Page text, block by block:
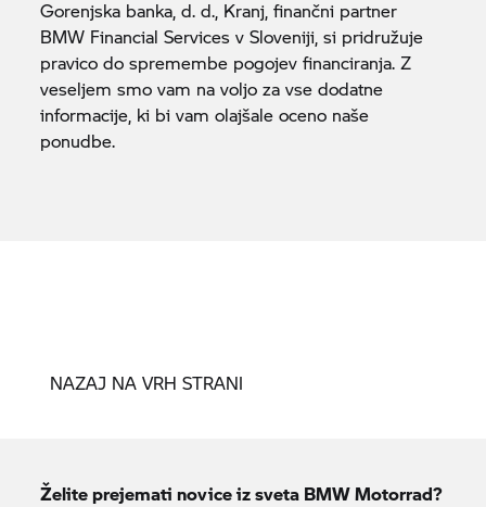
Gorenjska banka, d. d., Kranj, finančni partner
BMW Financial Services v Sloveniji, si pridružuje
pravico do spremembe pogojev financiranja. Z
veseljem smo vam na voljo za vse dodatne
informacije, ki bi vam olajšale oceno naše
ponudbe.
NAZAJ NA VRH STRANI
Želite prejemati novice iz sveta BMW Motorrad?